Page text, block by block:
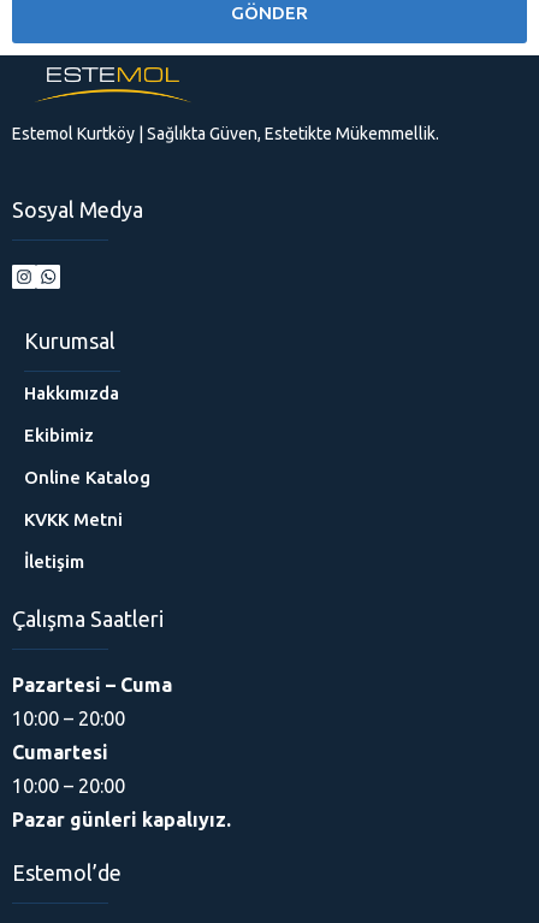
Estemol Kurtköy | Sağlıkta Güven, Estetikte Mükemmellik.
Sosyal Medya
Kurumsal
Hakkımızda
Ekibimiz
Online Katalog
KVKK Metni
İletişim
Çalışma Saatleri
Pazartesi – Cuma
10:00 – 20:00
Cumartesi
10:00 – 20:00
Pazar günleri kapalıyız.
Estemol’de